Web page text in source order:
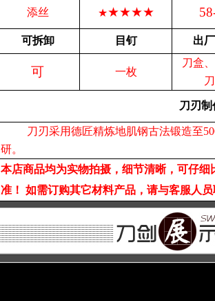
添丝 ★★★★★
可拆卸 目钉 出
可 一枚
刀盒
刀刃
刀刃采用德匠精炼地肌钢古法锻造至
研。
本店商品均为实物拍摄，细节清晰，可仔
准！ 如需订购其它材料产品，请与客服人